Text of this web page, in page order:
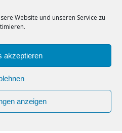
Website und unseren Service zu
akzeptieren
anzeigen
Telefon
+49 (0)30
E-Mail
tanzpark-
Webseite
www.tanzpark-
berlin.de/